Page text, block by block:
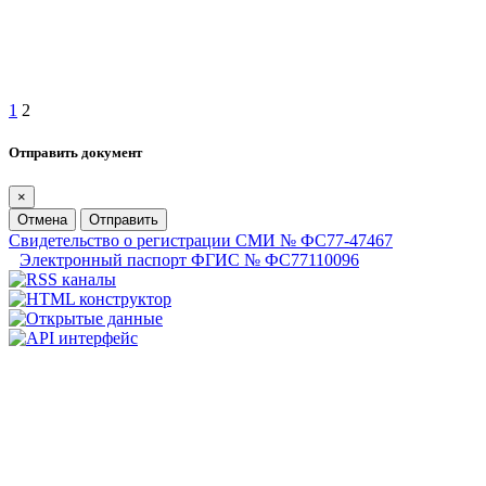
1 2
Отправить документ
×
Отмена
Отправить
Свидетельство о регистрации СМИ № ФС77-47467
Электронный паспорт ФГИС № ФС77110096